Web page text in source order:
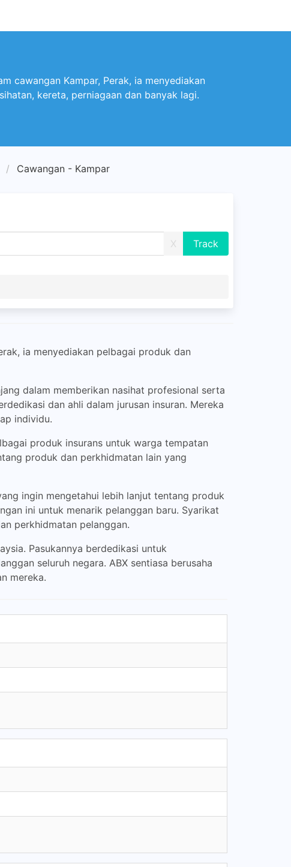
cawangan Kampar, Perak, ia menyediakan
kereta, perniagaan dan banyak lagi.
Cawangan - Kampar
X
ia menyediakan pelbagai produk dan
dalam memberikan nasihat profesional serta
dan ahli dalam jurusan insuran. Mereka
individu.
produk insurans untuk warga tempatan
produk dan perkhidmatan lain yang
ingin mengetahui lebih lanjut tentang produk
ini untuk menarik pelanggan baru. Syarikat
perkhidmatan pelanggan.
Pasukannya berdedikasi untuk
seluruh negara. ABX sentiasa berusaha
mereka.